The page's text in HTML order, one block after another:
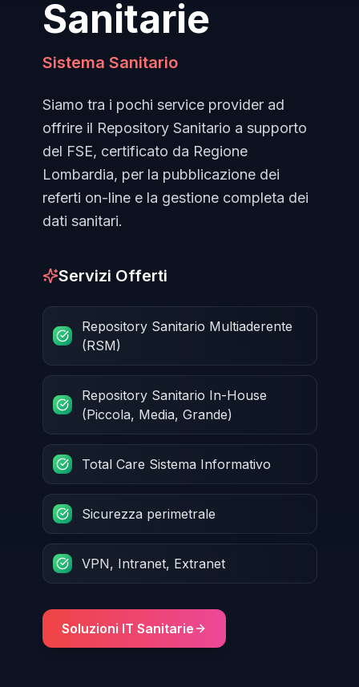
Sanitarie
Sistema Sanitario
Siamo tra i pochi service provider ad
offrire il Repository Sanitario a supporto
del FSE, certificato da Regione
Lombardia, per la pubblicazione dei
referti on-line e la gestione completa dei
dati sanitari.
Servizi Offerti
Repository Sanitario Multiaderente
(RSM)
Repository Sanitario In-House
(Piccola, Media, Grande)
Total Care Sistema Informativo
Sicurezza perimetrale
VPN, Intranet, Extranet
Soluzioni IT Sanitarie